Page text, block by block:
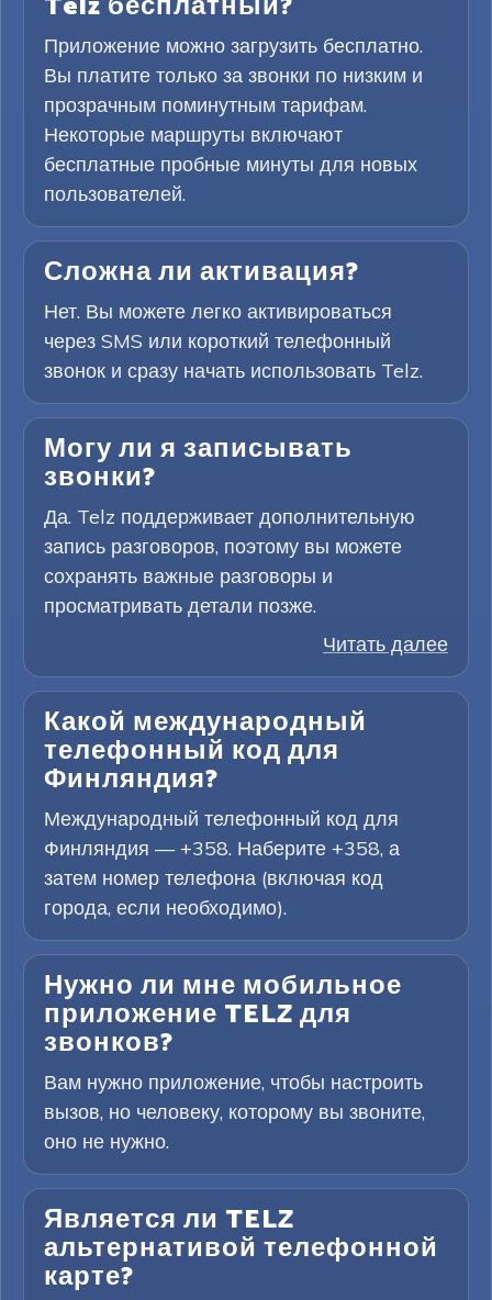
Приложение можно загрузить бесплатно.
Вы платите только за звонки по низким и
прозрачным поминутным тарифам.
Некоторые маршруты включают
бесплатные пробные минуты для новых
пользователей.
Сложна ли активация?
Нет. Вы можете легко активироваться
через SMS или короткий телефонный
звонок и сразу начать использовать Telz.
Могу ли я записывать
звонки?
Да. Telz поддерживает дополнительную
запись разговоров, поэтому вы можете
сохранять важные разговоры и
просматривать детали позже.
Читать далее
Какой международный
телефонный код для
Финляндия?
Международный телефонный код для
Финляндия — +358. Наберите +358, а
затем номер телефона (включая код
города, если необходимо).
Нужно ли мне мобильное
приложение TELZ для
звонков?
Вам нужно приложение, чтобы настроить
вызов, но человеку, которому вы звоните,
оно не нужно.
Является ли TELZ
альтернативой телефонной
карте?